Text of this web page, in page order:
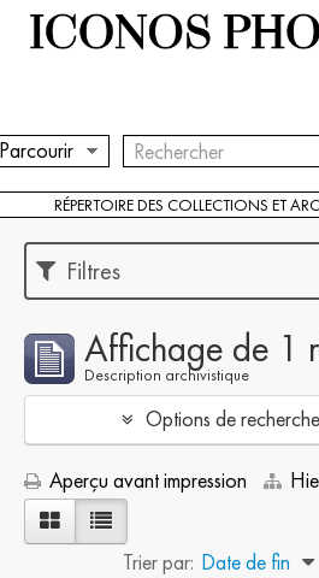
RÉPERTOIRE DES COLLECTIONS ET
Filtres
Affichage de 1
Description archivistique
Options de
Aperçu avant impression
Trier par: Date de fin